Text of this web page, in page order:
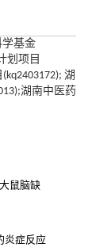
学基金
划项目
湖
湖南中医药